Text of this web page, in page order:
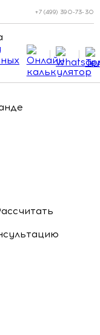
+7 (499) 390-73-30